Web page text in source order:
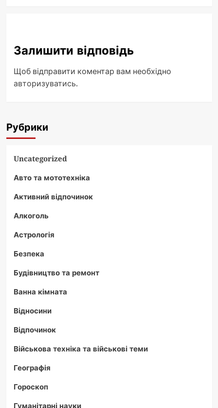
Залишити відповідь
Щоб відправити коментар вам необхідно
авторизуватись.
Рубрики
Uncategorized
Авто та мототехніка
Активний відпочинок
Алкоголь
Астрологія
Безпека
Будівництво та ремонт
Ванна кімната
Відносини
Відпочинок
Військова техніка та військові теми
Географія
Гороскоп
Гуманітарні науки